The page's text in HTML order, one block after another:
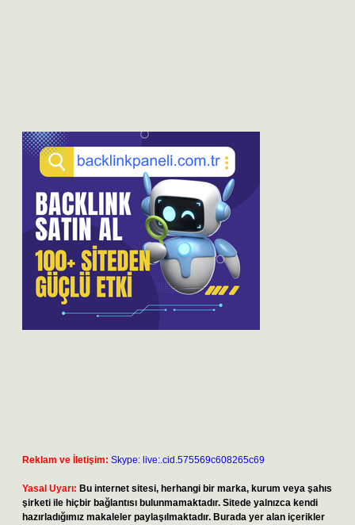
Reklam ve İletişim: Skype: live:.cid.575569c608265c69
Yasal Uyarı: Bu internet sitesi, herhangi bir marka, kurum veya şahıs
şirketi ile hiçbir bağlantısı bulunmamaktadır. Sitede yalnızca kendi
hazırladığımız makaleler paylaşılmaktadır. Burada yer alan içerikler